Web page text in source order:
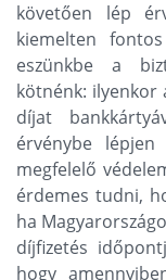
követően lép
kiemelten
eszünkbe a
kötnénk: ilyenkor
díjat
érvénybe
megfelelő
érdemes tudni,
ha
díjfizetés
hogy